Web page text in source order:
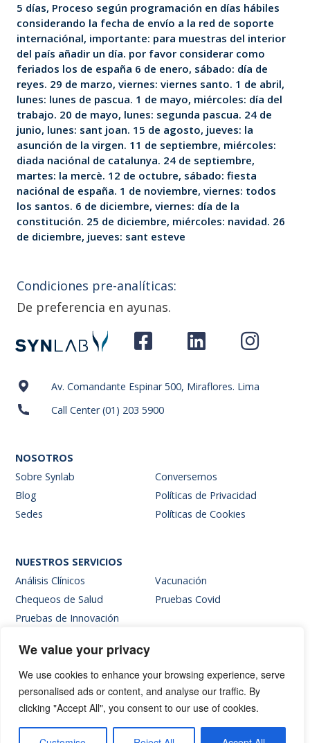
We value your privacy
We use cookies to enhance your browsing experience, serve
personalised ads or content, and analyse our traffic. By
clicking "Accept All", you consent to our use of cookies.
5 días, Proceso según programación en días hábiles
considerando la fecha de envío a la red de soporte
internaciónal, importante: para muestras del interior
del país añadir un día. por favor considerar como
feriados los de españa 6 de enero, sábado: día de
reyes. 29 de marzo, viernes: viernes santo. 1 de abril,
lunes: lunes de pascua. 1 de mayo, miércoles: día del
trabajo. 20 de mayo, lunes: segunda pascua. 24 de
junio, lunes: sant joan. 15 de agosto, jueves: la
asunción de la virgen. 11 de septiembre, miércoles:
diada naciónal de catalunya. 24 de septiembre,
martes: la mercè. 12 de octubre, sábado: fiesta
naciónal de españa. 1 de noviembre, viernes: todos
los santos. 6 de diciembre, viernes: día de la
constitución. 25 de diciembre, miércoles: navidad. 26
de diciembre, jueves: sant esteve
Condiciones pre-analíticas:
De preferencia en ayunas.
Av. Comandante Espinar 500, Miraflores. Lima
Call Center (01) 203 5900
NOSOTROS
Sobre Synlab
Blog
Sedes
Conversemos
Políticas de Privacidad
Políticas de Cookies
NUESTROS SERVICIOS
Análisis Clínicos
Chequeos de Salud
Pruebas de Innovación
Vacunación
Pruebas Covid
Web de resultados